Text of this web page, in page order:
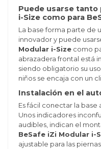
Puede usarse tanto
i-Size como para
La base forma parte de
innovador y puede
Modular i-Sizecomo
abrazadera frontal está
siendo obligatorio su
niños se encaja con un
Instalación en el
Es fácil conectar la base
Unos indicadores
audibles, indican el
BeSafe iZi Modular i-
ajustable para las